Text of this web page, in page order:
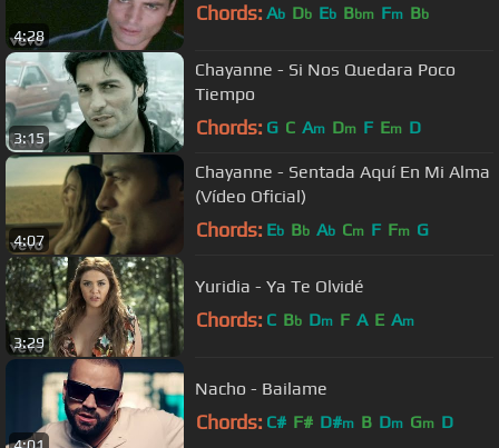
4:28
Chords: Ab Db Eb Bbm Fm Bb
3:15
Chayanne - Si Nos Quedara Poco
Tiempo
Chords: G C Am Dm F Em D
4:07
Chayanne - Sentada Aquí En Mi Alma
(Vídeo Oficial)
Chords: Eb Bb Ab Cm F Fm G
3:29
Yuridia - Ya Te Olvidé
Chords: C Bb Dm F A E Am
Nacho - Bailame
Chords: C# F# D#m B Dm Gm D